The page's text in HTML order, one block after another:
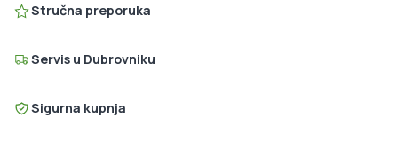
Stručna preporuka
Servis u Dubrovniku
Sigurna kupnja